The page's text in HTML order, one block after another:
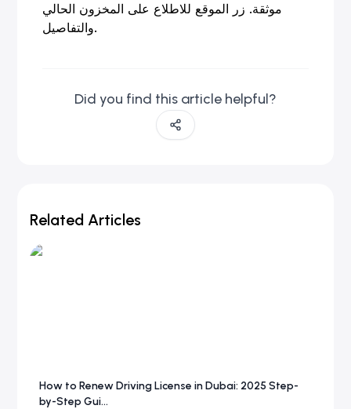
موثقة. زر الموقع للاطلاع على المخزون الحالي
والتفاصيل.
Did you find this article helpful?
Related Articles
How to Renew Driving License in Dubai: 2025 Step-
by-Step Gui...